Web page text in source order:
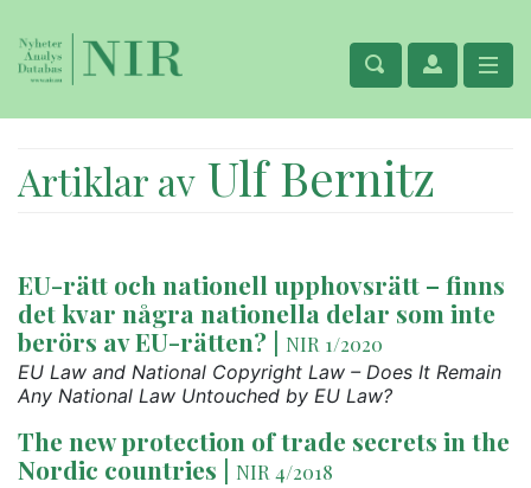
Artiklar av Ulf Bernitz
EU-rätt och nationell upphovsrätt – finns
det kvar några nationella delar som inte
berörs av EU-rätten? | NIR 1/2020
EU Law and National Copyright Law – Does It Remain
Any National Law Untouched by EU Law?
The new protection of trade secrets in the
Nordic countries | NIR 4/2018